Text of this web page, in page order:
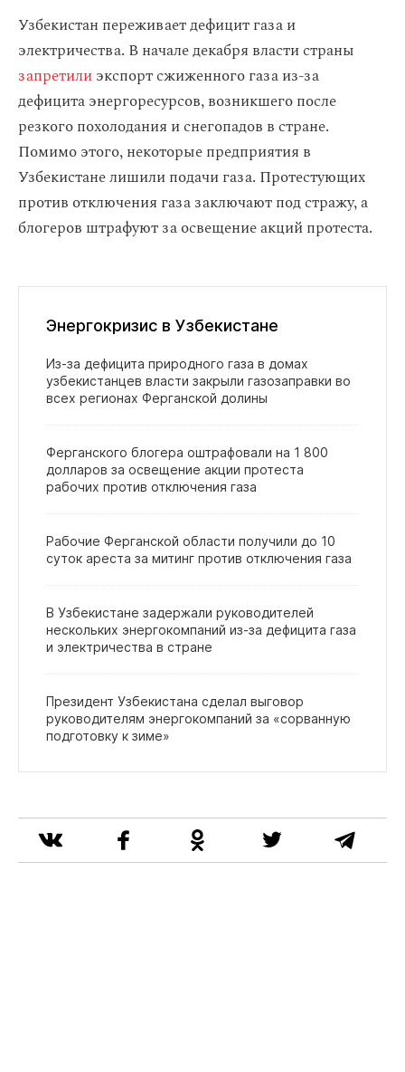
Узбекистан переживает дефицит газа и
электричества. В начале декабря власти страны
запретилиэкспорт сжиженного газа из-за
дефицита энергоресурсов, возникшего после
резкого похолодания и снегопадов в стране.
Помимо этого, некоторые предприятия в
Узбекистане лишили подачи газа. Протестующих
против отключения газа заключают под стражу, а
блогеров штрафуют за освещение акций протеста.
Энергокризис в Узбекистане
Из‑за дефицита природного газа в домах
узбекистанцев власти закрыли газозаправки во
всех регионах Ферганской долины
Ферганского блогера оштрафовали на 1 800
долларов за освещение акции протеста
рабочих против отключения газа
Рабочие Ферганской области получили до 10
суток ареста за митинг против отключения газа
В Узбекистане задержали руководителей
нескольких энергокомпаний из‑за дефицита газа
и электричества в стране
Президент Узбекистана сделал выговор
руководителям энергокомпаний за «сорванную
подготовку к зиме»